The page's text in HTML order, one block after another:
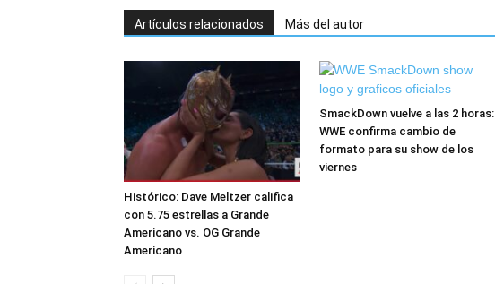
Artículos relacionados Más del autor
Histórico: Dave Meltzer califica
con 5.75 estrellas a Grande
Americano vs. OG Grande
Americano
SmackDown vuelve a las 2 horas:
WWE confirma cambio de
formato para su show de los
viernes